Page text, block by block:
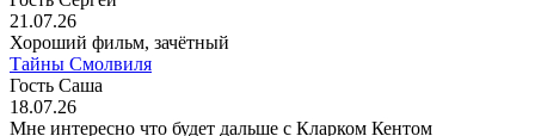
21.07.26
Хороший фильм, зачётный
Тайны Смолвиля
Гость Саша
18.07.26
Мне интересно что будет дальше с Кларком Кентом